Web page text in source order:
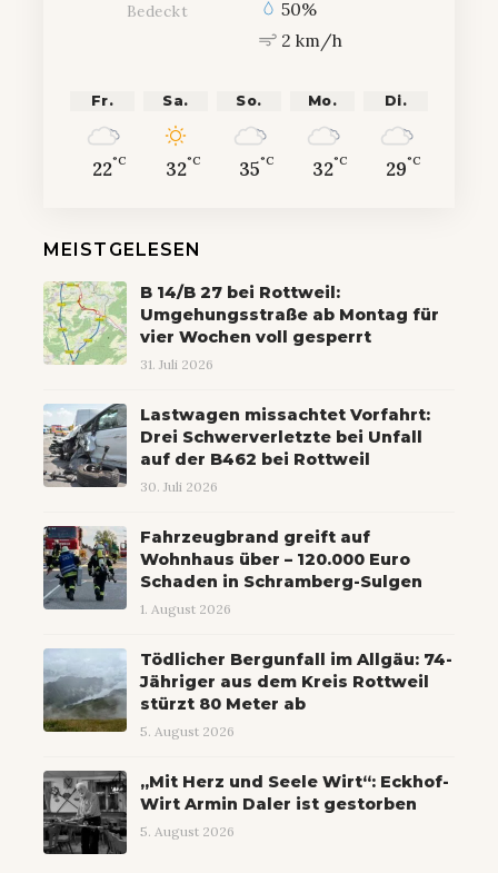
Bedeckt
50%
2 km/h
Fr.
22°C
Sa.
32°C
So.
35°C
Mo.
32°C
Di.
29°C
MEISTGELESEN
B 14/B 27 bei Rottweil:
Umgehungsstraße ab Montag für
vier Wochen voll gesperrt
31. Juli 2026
Lastwagen missachtet Vorfahrt:
Drei Schwerverletzte bei Unfall
auf der B462 bei Rottweil
30. Juli 2026
Fahrzeugbrand greift auf
Wohnhaus über – 120.000 Euro
Schaden in Schramberg-Sulgen
1. August 2026
Tödlicher Bergunfall im Allgäu: 74-
Jähriger aus dem Kreis Rottweil
stürzt 80 Meter ab
5. August 2026
„Mit Herz und Seele Wirt“: Eckhof-
Wirt Armin Daler ist gestorben
5. August 2026